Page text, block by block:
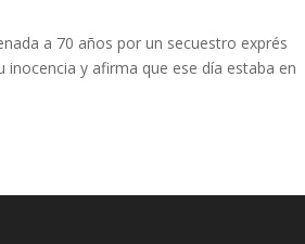
a 70 años por un secuestro exprés
inocencia y afirma que ese día estaba en